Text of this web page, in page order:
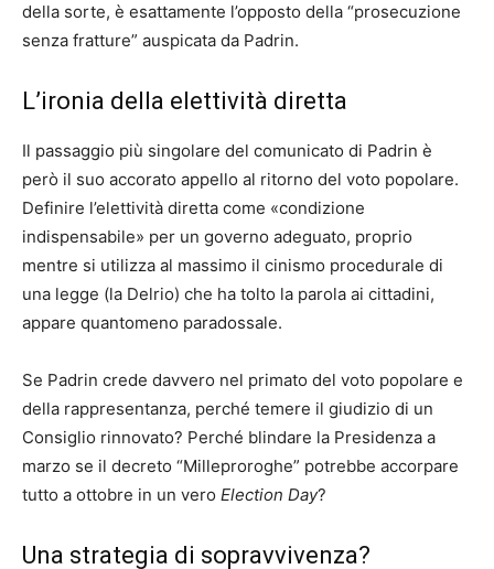
della sorte, è esattamente l’opposto della “prosecuzione
senza fratture” auspicata da Padrin.
L’ironia della elettività diretta
Il passaggio più singolare del comunicato di Padrin è
però il suo accorato appello al ritorno del voto popolare.
Definire l’elettività diretta come «condizione
indispensabile» per un governo adeguato, proprio
mentre si utilizza al massimo il cinismo procedurale di
una legge (la Delrio) che ha tolto la parola ai cittadini,
appare quantomeno paradossale.
Se Padrin crede davvero nel primato del voto popolare e
della rappresentanza, perché temere il giudizio di un
Consiglio rinnovato? Perché blindare la Presidenza a
marzo se il decreto “Milleproroghe” potrebbe accorpare
tutto a ottobre in un vero Election Day?
Una strategia di sopravvivenza?